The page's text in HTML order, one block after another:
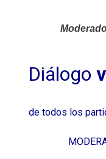
Diálogo
de todos los